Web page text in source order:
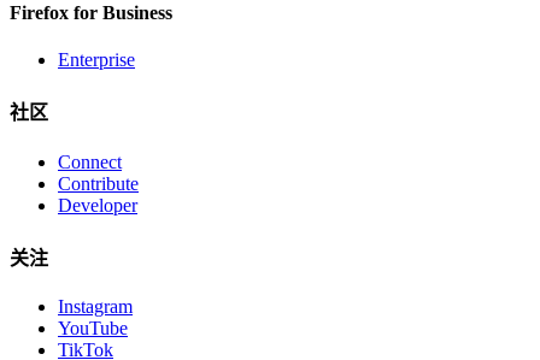
Firefox for Business
Enterprise
社区
Connect
Contribute
Developer
关注
Instagram
YouTube
TikTok